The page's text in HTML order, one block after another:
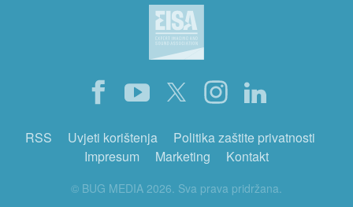
RSS Uvjeti korištenja
Politika zaštite privatnosti
Impresum
Marketing Kontakt
© BUG MEDIA 2026. Sva prava pridržana.